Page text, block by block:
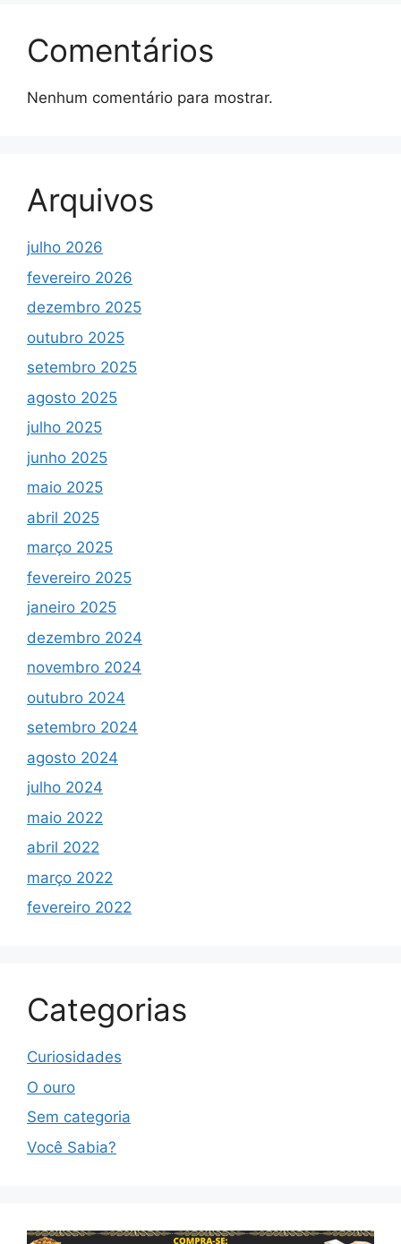
Comentários
Nenhum comentário para mostrar.
Arquivos
julho 2026
fevereiro 2026
dezembro 2025
outubro 2025
setembro 2025
agosto 2025
julho 2025
junho 2025
maio 2025
abril 2025
março 2025
fevereiro 2025
janeiro 2025
dezembro 2024
novembro 2024
outubro 2024
setembro 2024
agosto 2024
julho 2024
maio 2022
abril 2022
março 2022
fevereiro 2022
Categorias
Curiosidades
O ouro
Sem categoria
Você Sabia?